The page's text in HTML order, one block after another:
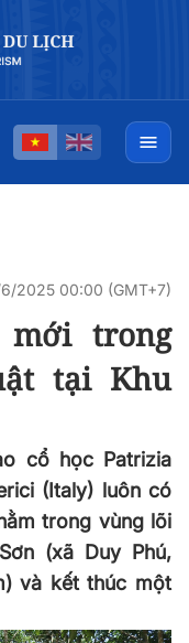
6/2025 00:00 (GMT+7)
trong
tại Khu
cổ học Patrizia
(Italy) luôn có
trong vùng lõi
(xã Duy Phú,
và kết thúc một